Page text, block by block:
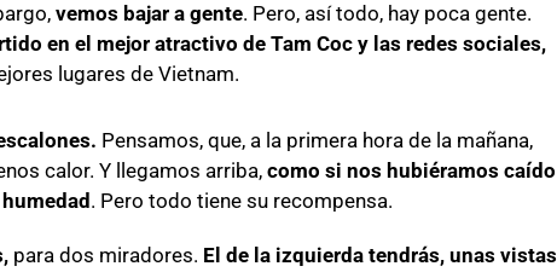
vemos bajar a gente. Pero, así todo, hay poca gente.
en el mejor atractivo de Tam Coc y las redes sociales,
lugares de Vietnam.
Pensamos, que, a la primera hora de la mañana,
calor. Y llegamos arriba, como si nos hubiéramos caído
. Pero todo tiene su recompensa.
para dos miradores. El de la izquierda tendrás, unas vistas